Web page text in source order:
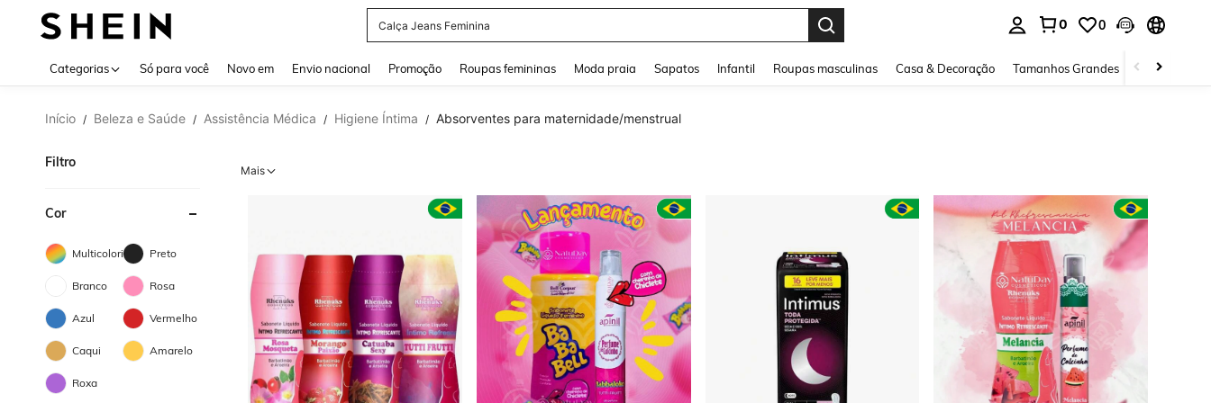
Calça Jeans Feminina
0 0
Categorias Só para você Novo em Envio nacional Promoção Roupas femininas Moda praia Sapatos Infantil Roupas masculinas Casa & Decoração Tamanhos Grandes Joias e
Início / Beleza e Saúde / Assistência Médica / Higiene Íntima / Absorventes para maternidade/menstrual
Filtro
Cor
Multicolorido Preto
Branco Rosa
Azul Vermelho
Caqui Amarelo
Roxa
Mais